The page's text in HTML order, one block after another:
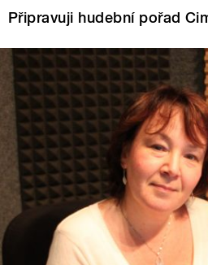
Připravuji hudební pořad